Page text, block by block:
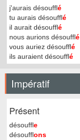
j'aurais désoufflé
tu aurais désoufflé
il aurait désoufflé
nous aurions désoufflé
vous auriez désoufflé
ils auraient désoufflé
Impératif
Présent
désouffle
désoufflons